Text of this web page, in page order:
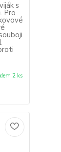
s
Pro
2 ks